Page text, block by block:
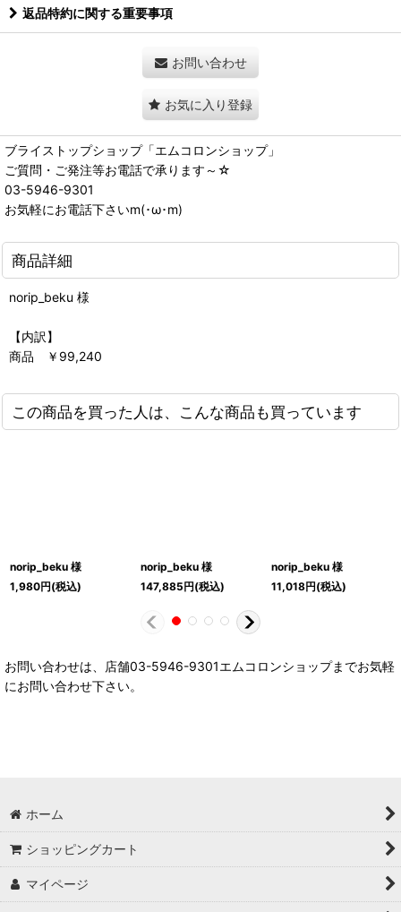
返品特約に関する重要事項
お問い合わせ
お気に入り登録
ブライストップショップ「エムコロンショップ」
ご質問・ご発注等お電話で承ります～☆
03-5946-9301
お気軽にお電話下さいm(･ω･m)
商品詳細
norip_beku 様
【内訳】
商品 ￥99,240
この商品を買った人は、こんな商品も買っています
norip_beku 様
1,980円(税込)
norip_beku 様
147,885円(税込)
norip_beku 様
11,018円(税込)
お問い合わせは、店舗03-5946-9301エムコロンショップまでお気軽
にお問い合わせ下さい。
ホーム
ショッピングカート
マイページ